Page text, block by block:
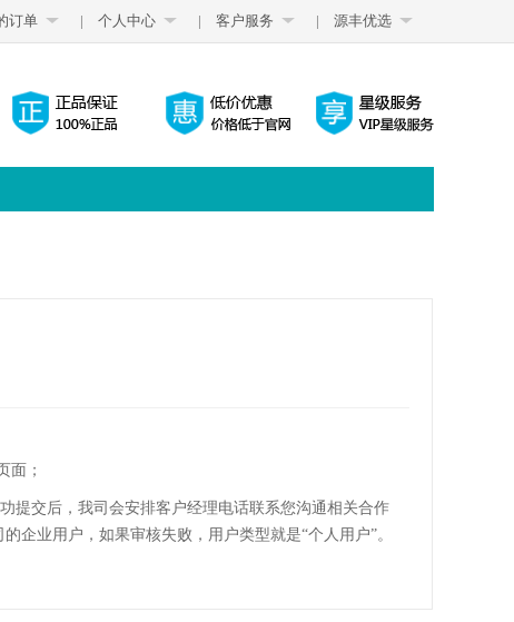
订单 | 个人中心 | 客户服务 | 源丰优选
面；
提交后，我司会安排客户经理电话联系您沟通相关合作
企业用户，如果审核失败，用户类型就是“个人用户”。